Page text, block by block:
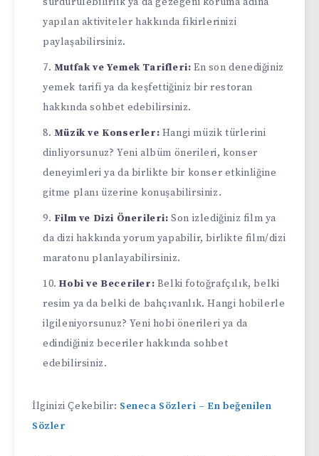
yapılan aktiviteler hakkında fikirlerinizi
paylaşabilirsiniz.
Mutfak ve Yemek Tarifleri: En son denediğiniz
yemek tarifi ya da keşfettiğiniz bir restoran
hakkında sohbet edebilirsiniz.
Müzik ve Konserler: Hangi müzik türlerini
dinliyorsunuz? Yeni albüm önerileri, konser
deneyimleri ya da birlikte bir konser etkinliğine
gitme planı üzerine konuşabilirsiniz.
Film ve Dizi Önerileri: Son izlediğiniz film ya
da dizi hakkında yorum yapabilir, birlikte film/dizi
maratonu planlayabilirsiniz.
Hobi ve Beceriler: Belki fotoğrafçılık, belki
resim ya da belki de bahçıvanlık. Hangi hobilerle
ilgileniyorsunuz? Yeni hobi önerileri ya da
edindiğiniz beceriler hakkında sohbet
edebilirsiniz.
İlginizi Çekebilir: Seneca Sözleri – En beğenilen
Sözler